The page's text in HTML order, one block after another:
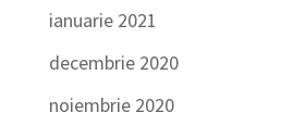
ianuarie 2021
decembrie 2020
noiembrie 2020